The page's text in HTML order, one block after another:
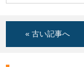
« 古い記事へ